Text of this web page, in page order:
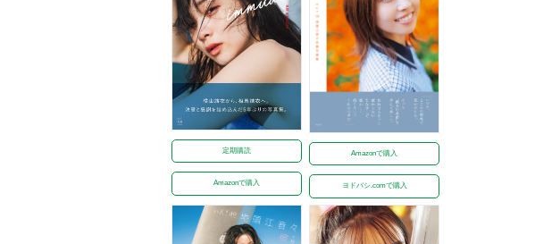
定期購読
Amazonで購入
Amazonで購入
ヨドバシ.comで購入